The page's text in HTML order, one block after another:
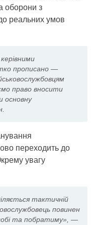
оборони з
реальних умов
прописано —
право вносити
основну
переходить до
увагу
тактичній
повинен
та побратиму», —